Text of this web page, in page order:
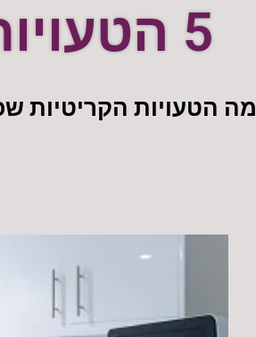
5 הטעויות הנפוצות במכירת דירה
מה הטעויות הקריטיות